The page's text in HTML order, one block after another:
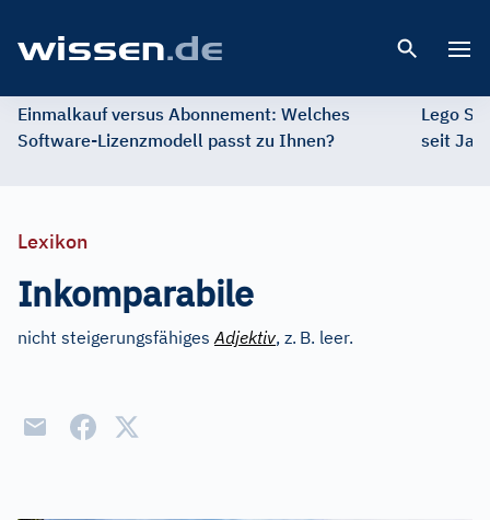
Einmalkauf versus Abonnement: Welches
Software-Lizenzmodell passt zu Ihnen?
Lego
seit
Lexikon
Inkomparabile
nicht steigerungsfähigesAdjektiv, z. B. leer.